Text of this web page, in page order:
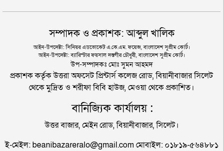
হাইকোর্টের রায়: সংবিধানে ফিরলো গণভোট ও তত্ত্বাবধায়ক
সরকার ব্যবস্থা
দিল্লিতে শেখ হাসিনার বক্তব্য দেওয়া নিয়ে পররাষ্ট্র
মন্ত্রণালয়ের ক্ষোভ
সিলেটের সাবেক মন্ত্রী-এমপিরা কে কোথায়?
জুলাই আন্দোলন ছাত্র-জনতার বীরত্বের স্মারকস্তম্ভ:
বিয়ানীবাজারের ইউএনও
সম্পাদক ও প্রকাশক: আব্দুল খালিক
আইন-উপদেষ্টা: সিনিয়র এডভোকেট এ.কে.এম. ফয়েজ, বাংলাদেশ সুপ্রীম কোর্ট।
আইন-উপদেষ্টা: ব্যারিস্টার ফয়সাল দস্তগীর চৌধুরী, বাংলাদেশ সুপ্রীম কোর্ট।
উপ-সম্পাদকঃ মোঃ সুমন আহমদ
প্রকাশক কর্তৃক উত্তরা অফসেট প্রিন্টার্স কলেজ রোড, বিয়ানীবাজার সিলেট
থেকে মুদ্রিত ও শরীফা বিবি হাউজ, মেওয়া থেকে প্রকাশিত।
বানিজ্যিক কার্যালয় :
উত্তর বাজার, মেইন রোড, বিয়ানীবাজার, সিলেট।
ই-মেইল: beanibazareralo@gmail.com মোবাইল: ০১৮১৯-৫৬৪৮৮১